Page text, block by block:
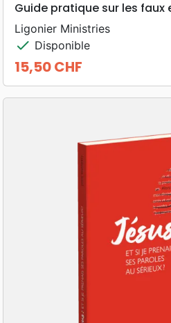
Guide pratique sur les faux
Ligonier Ministries
check Disponible
Prix
15,50 CHF